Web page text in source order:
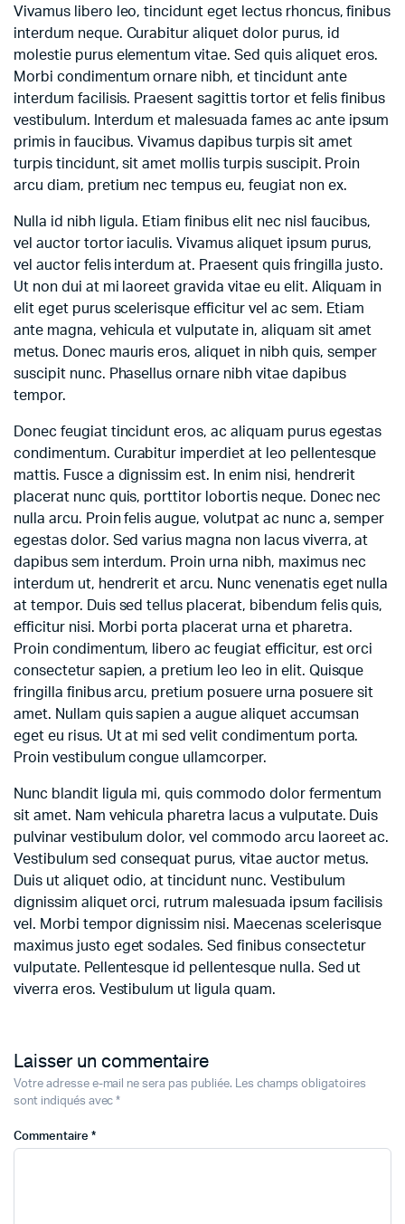
Vivamus libero leo, tincidunt eget lectus rhoncus, finibus
interdum neque. Curabitur aliquet dolor purus, id
molestie purus elementum vitae. Sed quis aliquet eros.
Morbi condimentum ornare nibh, et tincidunt ante
interdum facilisis. Praesent sagittis tortor et felis finibus
vestibulum. Interdum et malesuada fames ac ante ipsum
primis in faucibus. Vivamus dapibus turpis sit amet
turpis tincidunt, sit amet mollis turpis suscipit. Proin
arcu diam, pretium nec tempus eu, feugiat non ex.
Nulla id nibh ligula. Etiam finibus elit nec nisl faucibus,
vel auctor tortor iaculis. Vivamus aliquet ipsum purus,
vel auctor felis interdum at. Praesent quis fringilla justo.
Ut non dui at mi laoreet gravida vitae eu elit. Aliquam in
elit eget purus scelerisque efficitur vel ac sem. Etiam
ante magna, vehicula et vulputate in, aliquam sit amet
metus. Donec mauris eros, aliquet in nibh quis, semper
suscipit nunc. Phasellus ornare nibh vitae dapibus
tempor.
Donec feugiat tincidunt eros, ac aliquam purus egestas
condimentum. Curabitur imperdiet at leo pellentesque
mattis. Fusce a dignissim est. In enim nisi, hendrerit
placerat nunc quis, porttitor lobortis neque. Donec nec
nulla arcu. Proin felis augue, volutpat ac nunc a, semper
egestas dolor. Sed varius magna non lacus viverra, at
dapibus sem interdum. Proin urna nibh, maximus nec
interdum ut, hendrerit et arcu. Nunc venenatis eget nulla
at tempor. Duis sed tellus placerat, bibendum felis quis,
efficitur nisi. Morbi porta placerat urna et pharetra.
Proin condimentum, libero ac feugiat efficitur, est orci
consectetur sapien, a pretium leo leo in elit. Quisque
fringilla finibus arcu, pretium posuere urna posuere sit
amet. Nullam quis sapien a augue aliquet accumsan
eget eu risus. Ut at mi sed velit condimentum porta.
Proin vestibulum congue ullamcorper.
Nunc blandit ligula mi, quis commodo dolor fermentum
sit amet. Nam vehicula pharetra lacus a vulputate. Duis
pulvinar vestibulum dolor, vel commodo arcu laoreet ac.
Vestibulum sed consequat purus, vitae auctor metus.
Duis ut aliquet odio, at tincidunt nunc. Vestibulum
dignissim aliquet orci, rutrum malesuada ipsum facilisis
vel. Morbi tempor dignissim nisi. Maecenas scelerisque
maximus justo eget sodales. Sed finibus consectetur
vulputate. Pellentesque id pellentesque nulla. Sed ut
viverra eros. Vestibulum ut ligula quam.
Laisser un commentaire
Votre adresse e-mail ne sera pas publiée. Les champs obligatoires
sont indiqués avec*
Commentaire *